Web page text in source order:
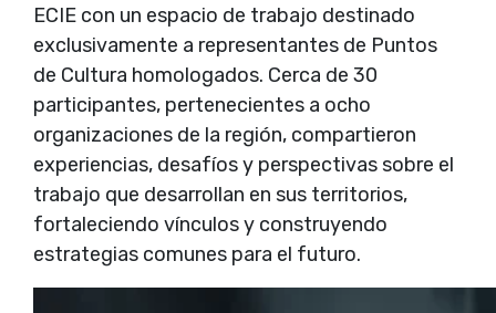
ECIE con un espacio de trabajo destinado
exclusivamente a representantes de Puntos
de Cultura homologados. Cerca de 30
participantes, pertenecientes a ocho
organizaciones de la región, compartieron
experiencias, desafíos y perspectivas sobre el
trabajo que desarrollan en sus territorios,
fortaleciendo vínculos y construyendo
estrategias comunes para el futuro.